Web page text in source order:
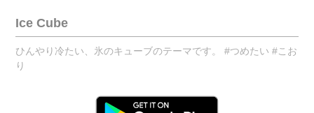
Ice Cube
ひんやり冷たい、氷のキューブのテーマです。 #つめたい #こお
り